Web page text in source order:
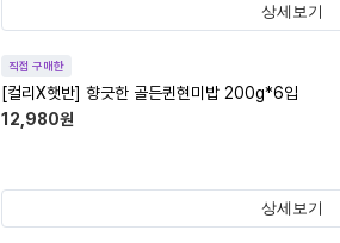
상세보기
직접 구매한
[컬리X햇반] 향긋한 골든퀸현미밥 200g*6입
12,980원
상세보기